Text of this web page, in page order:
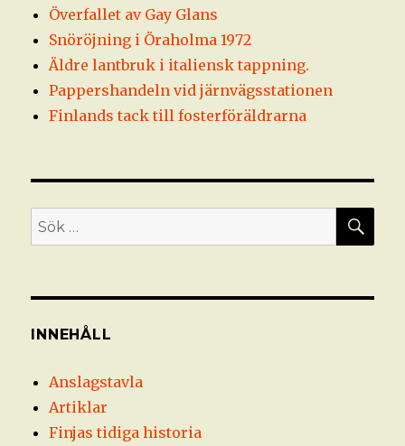
Överfallet av Gay Glans
Snöröjning i Öraholma 1972
Äldre lantbruk i italiensk tappning.
Pappershandeln vid järnvägsstationen
Finlands tack till fosterföräldrarna
Sök
efter:
INNEHÅLL
Anslagstavla
Artiklar
Finjas tidiga historia